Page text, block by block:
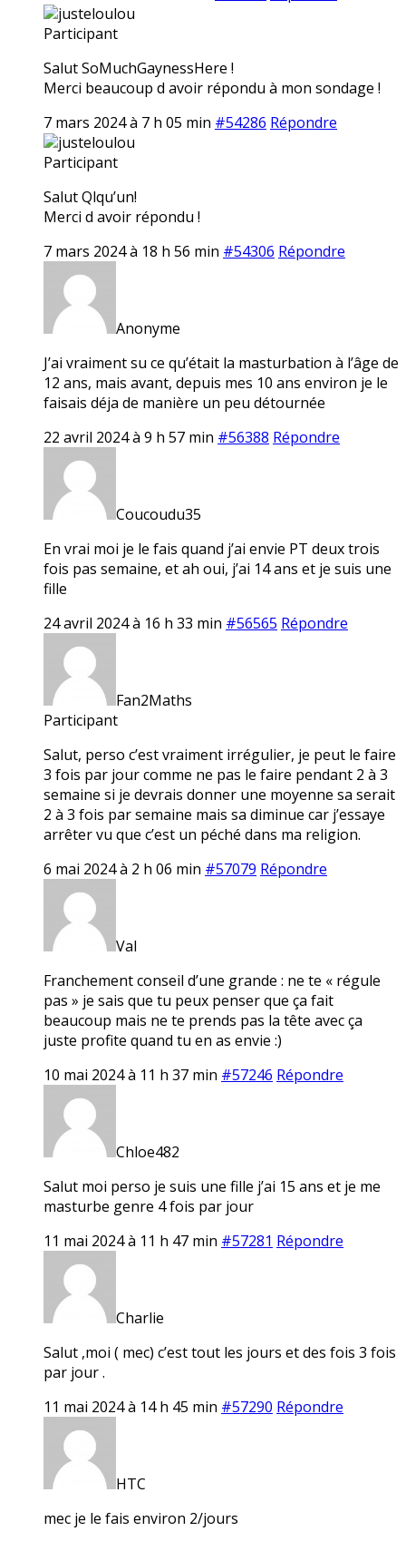
justeloulou
Participant
Salut SoMuchGaynessHere !
Merci beaucoup d avoir répondu à mon sondage !
7 mars 2024 à 7 h 05 min #54286 Répondre
justeloulou
Participant
Salut Qlqu’un!
Merci d avoir répondu !
7 mars 2024 à 18 h 56 min #54306 Répondre
Anonyme
J’ai vraiment su ce qu’était la masturbation à l’âge de
12 ans, mais avant, depuis mes 10 ans environ je le
faisais déja de manière un peu détournée
22 avril 2024 à 9 h 57 min #56388 Répondre
Coucoudu35
En vrai moi je le fais quand j’ai envie PT deux trois
fois pas semaine, et ah oui, j’ai 14 ans et je suis une
fille
24 avril 2024 à 16 h 33 min #56565 Répondre
Fan2Maths
Participant
Salut, perso c’est vraiment irrégulier, je peut le faire
3 fois par jour comme ne pas le faire pendant 2 à 3
semaine si je devrais donner une moyenne sa serait
2 à 3 fois par semaine mais sa diminue car j’essaye
arrêter vu que c’est un péché dans ma religion.
6 mai 2024 à 2 h 06 min #57079 Répondre
Val
Franchement conseil d’une grande : ne te « régule
pas » je sais que tu peux penser que ça fait
beaucoup mais ne te prends pas la tête avec ça
juste profite quand tu en as envie :)
10 mai 2024 à 11 h 37 min #57246 Répondre
Chloe482
Salut moi perso je suis une fille j’ai 15 ans et je me
masturbe genre 4 fois par jour
11 mai 2024 à 11 h 47 min #57281 Répondre
Charlie
Salut ,moi ( mec) c’est tout les jours et des fois 3 fois
par jour .
11 mai 2024 à 14 h 45 min #57290 Répondre
HTC
mec je le fais environ 2/jours